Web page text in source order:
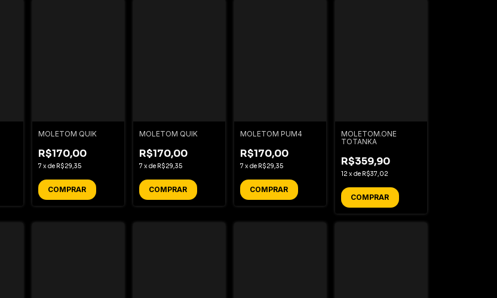
MOLETOM QUIK
R$170,00
7 xde R$29,35
COMPRAR
MOLETOM QUIK
R$170,00
7 xde R$29,35
COMPRAR
MOLETOM PUM4
R$170,00
7 xde R$29,35
COMPRAR
MOLETOM.ONE
TOTANKA
R$359,90
12 xde R$37,02
COMPRAR